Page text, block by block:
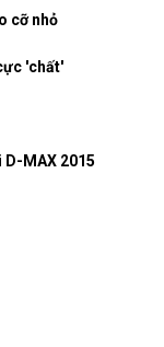
cỡ nhỏ
'chất'
D-MAX 2015